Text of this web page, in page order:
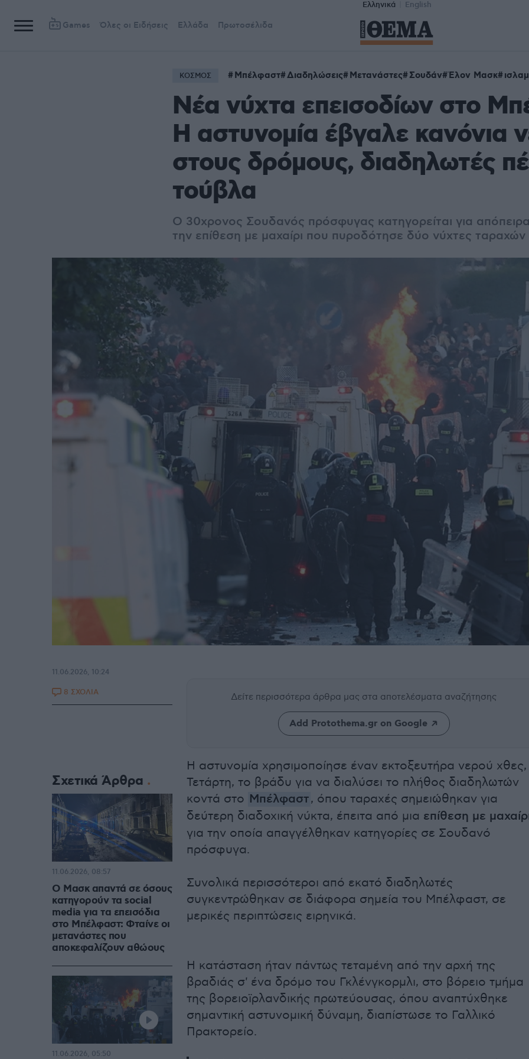
Ελληνικά English
Games Όλες οι Ειδήσεις Ελλάδα Πρωτοσέλιδα
ΚΟΣΜΟΣ Μπέλφαστ Διαδηλώσεις Μετανάστες Σουδάν Έλον Μασκ
Νέα νύχτα επεισοδίων στο
Η αστυνομία έβγαλε κανόνια
στους δρόμους, διαδηλωτές
τούβλα
Ο 30χρονος Σουδανός πρόσφυγας κατηγορείται για
την επίθεση με μαχαίρι που πυροδότησε δύο νύχτες
Δείτε περισσότερα άρθρα μας στα αποτελέσματα αναζήτησης
Add Protothema.gr on Google
Η αστυνομία χρησιμοποίησε έναν εκτοξευτήρα νερού χθες,
Τετάρτη, το βράδυ για να διαλύσει το πλήθος διαδηλωτών
κοντά στο Μπέλφαστ, όπου ταραχές σημειώθηκαν για
δεύτερη διαδοχική νύκτα, έπειτα από μια επίθεση με
για την οποία απαγγέλθηκαν κατηγορίες σε Σουδανό
πρόσφυγα.
Συνολικά περισσότεροι από εκατό διαδηλωτές
συγκεντρώθηκαν σε διάφορα σημεία του Μπέλφαστ, σε
μερικές περιπτώσεις ειρηνικά.
Η κατάσταση ήταν πάντως τεταμένη από την αρχή της
βραδιάς σ' ένα δρόμο του Γκλένγκορμλι, στο βόρειο τμήμα
της βορειοϊρλανδικής πρωτεύουσας, όπου αναπτύχθηκε
σημαντική αστυνομική δύναμη, διαπίστωσε το Γαλλικό
Πρακτορείο.
11.06.2026, 10:24
8 ΣΧΟΛΙΑ
Σχετικά Άρθρα
Ο Μασκ απαντά σε όσους
κατηγορούν τα social
media για τα επεισόδια
στο Μπέλφαστ: Φταίνε οι
μετανάστες που
αποκεφαλίζουν αθώους
11.06.2026, 08:57
11.06.2026, 05:50